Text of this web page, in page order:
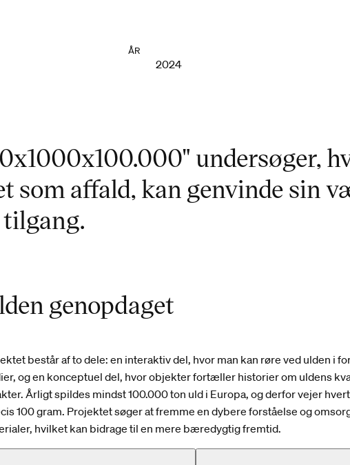
ÅR
2024
undersøger,
som affald, kan genvinde sin
genopdaget
består af to dele: en interaktiv del, hvor man kan røre ved ulden i
og en konceptuel del, hvor objekter fortæller historier om uldens
Årligt spildes mindst 100.000 ton uld i Europa, og derfor vejer
100 gram. Projektet søger at fremme en dybere forståelse og
hvilket kan bidrage til en mere bæredygtig fremtid.